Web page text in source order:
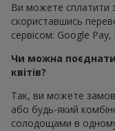
Ви можете сплатити
скориставшись
сервісом: Google
Чи можна
квітів?
Так, ви можете
або будь-який
солодощами в